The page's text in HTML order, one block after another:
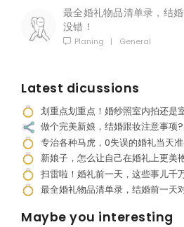
最全婚礼物品清单录，结
没错！
Planing | General
Latest dicussions
划重点划重点！婚纱照室内拍还是
做个完美新娘，结婚跟妆注意事项
专治各种马虎，0失误的婚礼当天
新娘子，怎么让自己在婚礼上更美
扫雷啦！婚礼前一天，这些事儿千
最全婚礼物品清单录，结婚前一天
Maybe you interesting